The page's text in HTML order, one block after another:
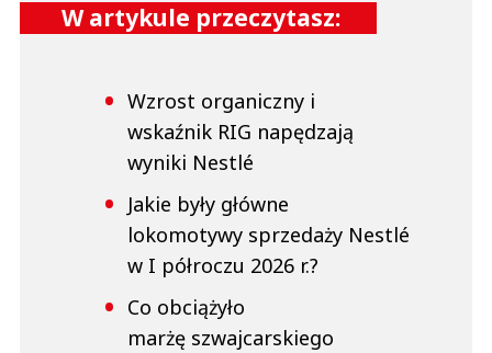
W artykule przeczytasz:
Wzrost organiczny i
wskaźnik RIG napędzają
wyniki Nestlé
Jakie były główne
lokomotywy sprzedaży Nestlé
w I półroczu 2026 r.?
Co obciążyło
marżę szwajcarskiego